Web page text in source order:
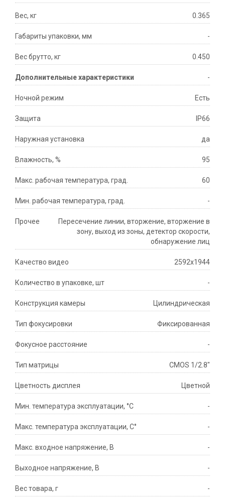
Вес, кг 0.365
Габариты упаковки, мм -
Вес брутто, кг 0.450
Дополнительные характеристики -
Ночной режим Есть
Защита IP66
Наружная установка да
Влажность, % 95
Макс. рабочая температура, град. 60
Мин. рабочая температура, град. -
Прочее
Пересечение линии, вторжение, вторжение в
зону, выход из зоны, детектор скорости,
обнаружение лиц
Качество видео 2592x1944
Количество в упаковке, шт -
Конструкция камеры Цилиндрическая
Тип фокусировки Фиксированная
Фокусное расстояние -
Тип матрицы CMOS 1/2.8"
Цветность дисплея Цветной
Мин. температура эксплуатации, °С -
Макс. температура эксплуатации, С° -
Макс. входное напряжение, В -
Выходное напряжение, В -
Вес товара, г -